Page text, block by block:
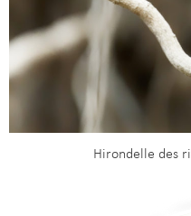
Hirondelle des